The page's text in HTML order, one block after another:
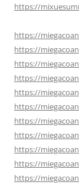
https://
https://
https://
https://
https://
https://
https://
https://
https://
https://
https://
https://